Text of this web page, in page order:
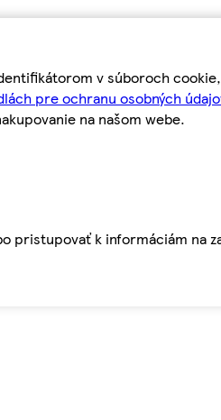
v súboroch
pre ochranu osobných
na našom webe.
k informáciám na